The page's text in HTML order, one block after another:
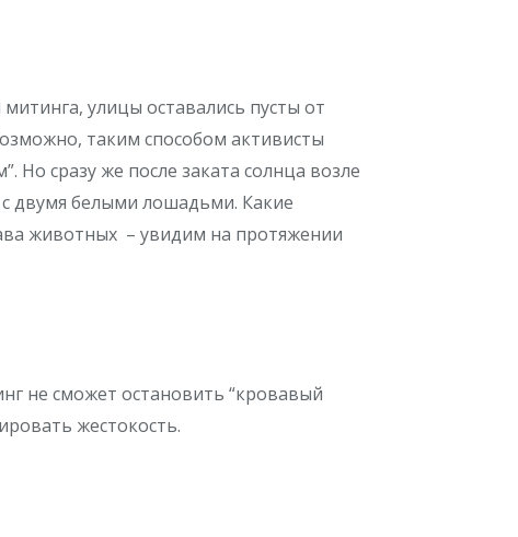
улицы оставались пусты от
таким способом активисты
Но сразу же после заката солнца возле
с двумя белыми лошадьми. Какие
животных – увидим на протяжении
не сможет остановить “кровавый
жестокость.